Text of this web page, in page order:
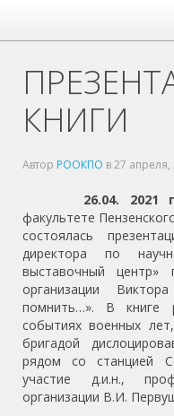
КНИГИ
Автор РООКПО в27 апреля,
26.04. 2021
факультете
состоялась
директора по
выставочный центр»
организации
помнить…». В книге
событиях военных
бригадой
рядом со станцией
участие д.и.н.,
организации В.И.